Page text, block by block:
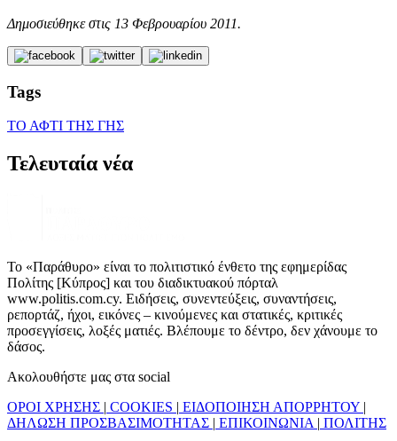
Δημοσιεύθηκε στις 13 Φεβρουαρίου 2011.
Tags
ΤΟ ΑΦΤΙ ΤΗΣ ΓΗΣ
Τελευταία νέα
Το «Παράθυρο» είναι το πολιτιστικό ένθετο της εφημερίδας
Πολίτης [Κύπρος] και του διαδικτυακού πόρταλ
www.politis.com.cy. Ειδήσεις, συνεντεύξεις, συναντήσεις,
ρεπορτάζ, ήχοι, εικόνες – κινούμενες και στατικές, κριτικές
προσεγγίσεις, λοξές ματιές. Βλέπουμε το δέντρο, δεν χάνουμε το
δάσος.
Ακολουθήστε μας στα social
ΟΡΟΙ ΧΡΗΣΗΣ | COOKIES | ΕΙΔΟΠΟΙΗΣΗ ΑΠΟΡΡΗΤΟΥ |
ΔΗΛΩΣΗ ΠΡΟΣΒΑΣΙΜΟΤΗΤΑΣ | ΕΠΙΚΟΙΝΩΝΙΑ | ΠΟΛΙΤΗΣ